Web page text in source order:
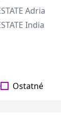
Adria
India
Ostatné